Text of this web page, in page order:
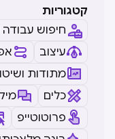
קטגוריות
חיפוש עבודה
עיצוב
מתודות
כלים
פרוטוטייפ